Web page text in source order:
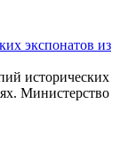
экспонатов из
исторических
Министерство